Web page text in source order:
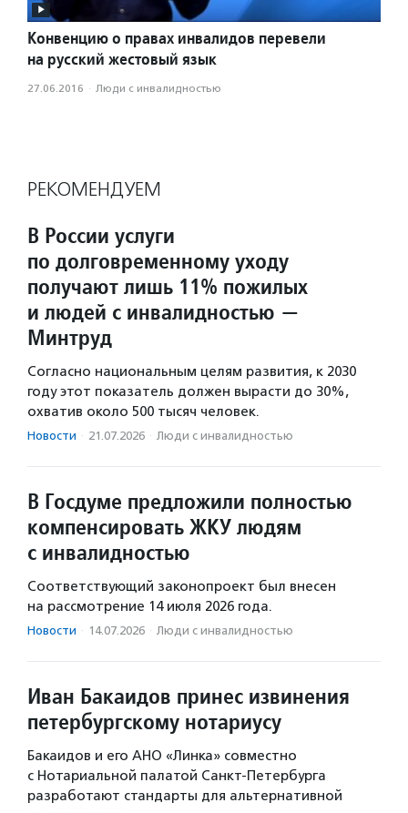
Конвенцию о правах инвалидов перевели
на русский жестовый язык
27.06.2016 · Люди с инвалидностью
РЕКОМЕНДУЕМ
В России услуги
по долговременному уходу
получают лишь 11% пожилых
и людей с инвалидностью —
Минтруд
Согласно национальным целям развития, к 2030
году этот показатель должен вырасти до 30%,
охватив около 500 тысяч человек.
Новости · 21.07.2026 · Люди с инвалидностью
В Госдуме предложили полностью
компенсировать ЖКУ людям
с инвалидностью
Соответствующий законопроект был внесен
на рассмотрение 14 июля 2026 года.
Новости · 14.07.2026 · Люди с инвалидностью
Иван Бакаидов принес извинения
петербургскому нотариусу
Бакаидов и его АНО «Линка» совместно
с Нотариальной палатой Санкт-Петербурга
разработают стандарты для альтернативной